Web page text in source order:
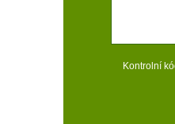
Kontrolní